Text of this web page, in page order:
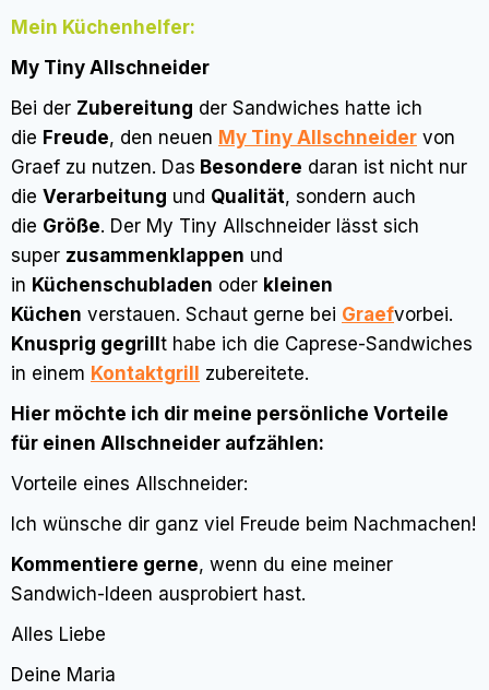
Mein Küchenhelfer:
My Tiny Allschneider
Bei der Zubereitung der Sandwiches hatte ich
die Freude, den neuen My Tiny Allschneider von
Graef zu nutzen. Das Besondere daran ist nicht nur
die Verarbeitung und Qualität, sondern auch
die Größe. Der My Tiny Allschneider lässt sich
super zusammenklappen und
in Küchenschubladen oder kleinen
Küchen verstauen. Schaut gerne bei Graefvorbei.
Knusprig gegrill t habe ich die Caprese-Sandwiches
in einem Kontaktgrill
zubereitete.
Hier möchte ich dir meine persönliche Vorteile
für einen Allschneider aufzählen:
Vorteile eines Allschneider:
Ich wünsche dir ganz viel Freude beim Nachmachen!
Kommentiere gerne, wenn du eine meiner
Sandwich-Ideen ausprobiert hast.
Alles Liebe
Deine Maria